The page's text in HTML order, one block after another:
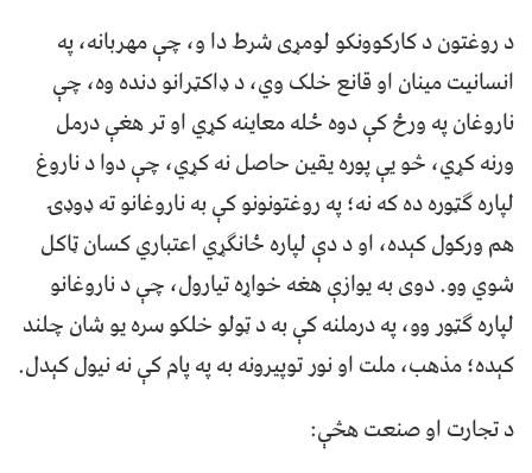
د روغتون د کارکوونکو لومړی شرط دا و، چې مهربانه، په
انسانیت مینان او قانع خلک وي، د ډاکټرانو دنده وه، چې
ناروغان په ورځ کې دوه ځله معاینه کړي او تر هغې درمل
ورنه کړي، څو یې پوره یقین حاصل نه کړي، چې دوا د ناروغ
لپاره ګټوره ده که نه؛ په روغتونونو کې به ناروغانو ته ډوډۍ
هم ورکول کېده، او د دې لپاره ځانګړي اعتباري کسان ټاکل
شوي وو. دوی به یوازې هغه خواړه تیارول، چې د ناروغانو
لپاره ګټور وو، په درملنه کې به د ټولو خلکو سره یو شان چلند
کېده؛ مذهب، ملت او نور توپیرونه به په پام کې نه نیول کېدل.
د تجارت او صنعت هڅې: